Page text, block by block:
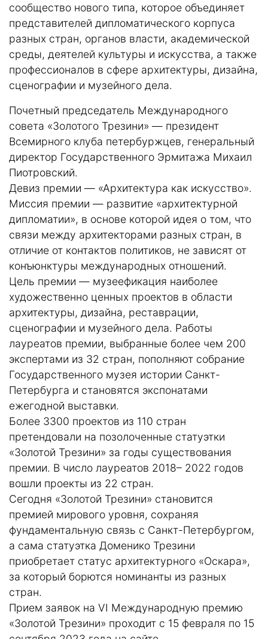
сообщество нового типа, которое объединяет
представителей дипломатического корпуса
разных стран, органов власти, академической
среды, деятелей культуры и искусства, а также
профессионалов в сфере архитектуры, дизайна,
сценографии и музейного дела.
Почетный председатель Международного
совета «Золотого Трезини» — президент
Всемирного клуба петербуржцев, генеральный
директор Государственного Эрмитажа Михаил
Пиотровский.
Девиз премии — «Архитектура как искусство».
Миссия премии — развитие «архитектурной
дипломатии», в основе которой идея о том, что
связи между архитекторами разных стран, в
отличие от контактов политиков, не зависят от
конъюнктуры международных отношений.
Цель премии — музеефикация наиболее
художественно ценных проектов в области
архитектуры, дизайна, реставрации,
сценографии и музейного дела. Работы
лауреатов премии, выбранные более чем 200
экспертами из 32 стран, пополняют собрание
Государственного музея истории Санкт-
Петербурга и становятся экспонатами
ежегодной выставки.
Более 3300 проектов из 110 стран
претендовали на позолоченные статуэтки
«Золотой Трезини» за годы существования
премии. В число лауреатов 2018– 2022 годов
вошли проекты из 22 стран.
Сегодня «Золотой Трезини» становится
премией мирового уровня, сохраняя
фундаментальную связь с Санкт-Петербургом,
а сама статуэтка Доменико Трезини
приобретает статус архитектурного «Оскара»,
за который борются номинанты из разных
стран.
Прием заявок на VI Международную премию
«Золотой Трезини» проходит с 15 февраля по 15